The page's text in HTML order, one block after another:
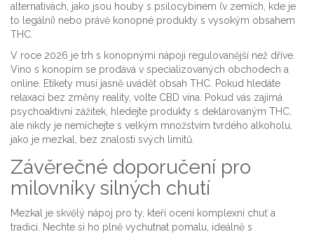
alternativách, jako jsou houby s psilocybinem (v zemích, kde je
to legální) nebo právě konopné produkty s vysokým obsahem
THC.
V roce 2026 je trh s konopnými nápoji regulovanější než dříve.
Víno s konopím se prodává v specializovaných obchodech a
online. Etikety musí jasně uvádět obsah THC. Pokud hledáte
relaxaci bez změny reality, volte CBD vína. Pokud vás zajímá
psychoaktivní zážitek, hledejte produkty s deklarovaným THC,
ale nikdy je nemíchejte s velkým množstvím tvrdého alkoholu,
jako je mezkal, bez znalosti svých limitů.
Závěrečné doporučení pro
milovníky silných chutí
Mezkal je skvělý nápoj pro ty, kteří ocení komplexní chuť a
tradici. Nechte si ho plně vychutnat pomalu, ideálně s